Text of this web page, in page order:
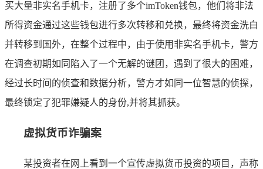
买大量非实名手机卡，注册了多个imToken钱包，他们将非法
所得资金通过这些钱包进行多次转移和兑换，最终将资金洗白
并转移到国外，在整个过程中，由于使用非实名手机卡，警方
在调查初期如同陷入了一个无解的谜团，遇到了很大的困难，
经过长时间的侦查和数据分析，警方才如同一位智慧的侦探，
最终锁定了犯罪嫌疑人的身份,并将其抓获。
虚拟货币诈骗案
某投资者在网上看到一个宣传虚拟货币投资的项目，声称